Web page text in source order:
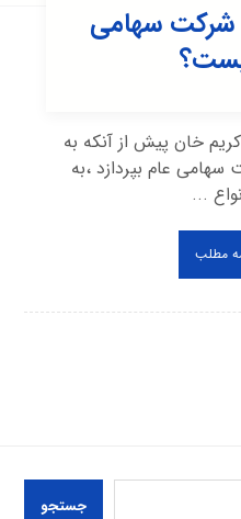
سهامی
خان پیش از آنکه به
عام بپردازد ،به
...
مطلب
جستجو